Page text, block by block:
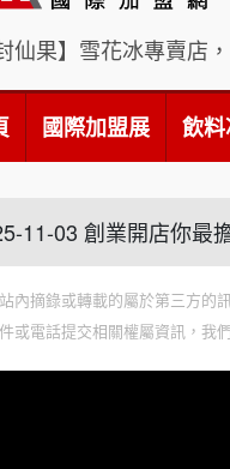
國際加盟展 飲
11-03 創業開店你最
內摘錄或轉載的屬於第三方的
或電話提交相關權屬資訊，我